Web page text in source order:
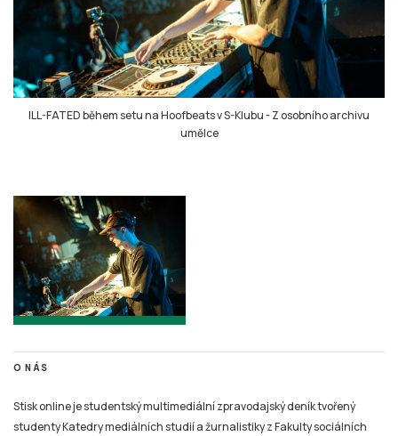
ILL-FATED během setu na Hoofbeats v S-Klubu-Z osobního archivu
umělce
O NÁS
Stisk online je studentský multimediální zpravodajský deník tvořený
studenty Katedry mediálních studií a žurnalistiky z Fakulty sociálních